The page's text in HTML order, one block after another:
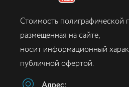
Стоимость полиграфической
размещенная на сайте,
носит информационный
публичной офертой.